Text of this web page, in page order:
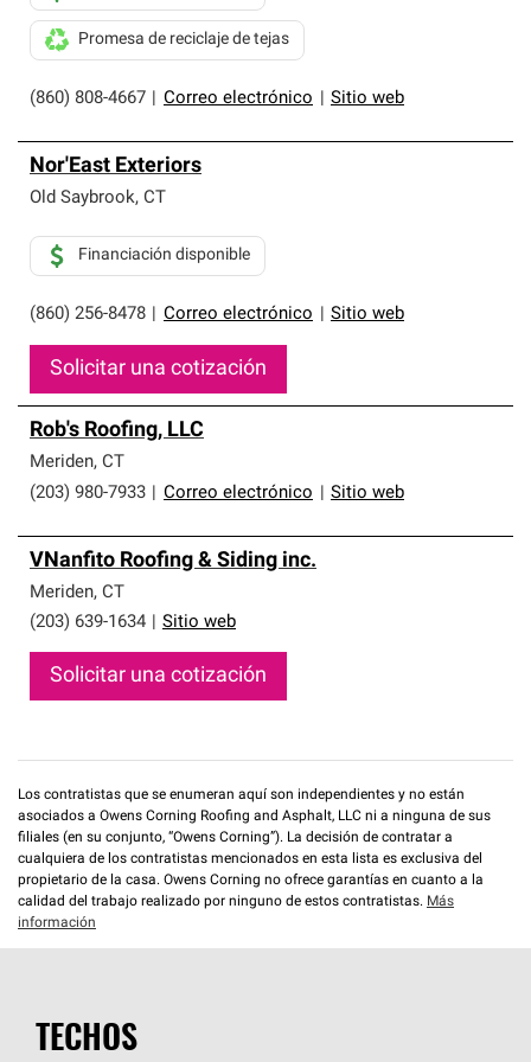
(860) 808-4667 Correo electrónico Sitio web
Promesa de reciclaje de tejas
Nor'East Exteriors
Old Saybrook, CT
(860) 256-8478 Correo electrónico Sitio web
Financiación disponible
Solicitar una cotización
Rob's Roofing, LLC
Meriden, CT
(203) 980-7933
Correo electrónico Sitio web
VNanfito Roofing & Siding inc.
Meriden, CT
(203) 639-1634
Sitio web
Solicitar una cotización
Los contratistas que se enumeran aquí son independientes y no están
asociados a Owens Corning Roofing and Asphalt, LLC ni a ninguna de sus
filiales (en su conjunto, “Owens Corning”). La decisión de contratar a
cualquiera de los contratistas mencionados en esta lista es exclusiva del
propietario de la casa. Owens Corning no ofrece garantías en cuanto a la
calidad del trabajo realizado por ninguno de estos contratistas. Más
información
TECHOS